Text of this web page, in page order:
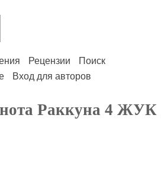
Рецензии
Поиск
Вход для авторов
Раккуна 4 ЖУК